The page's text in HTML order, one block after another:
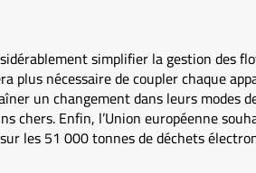
simplifier la gestion des
plus nécessaire de coupler chaque
un changement dans leurs modes
chers. Enfin, l’Union européenne
les 51 000 tonnes de déchets